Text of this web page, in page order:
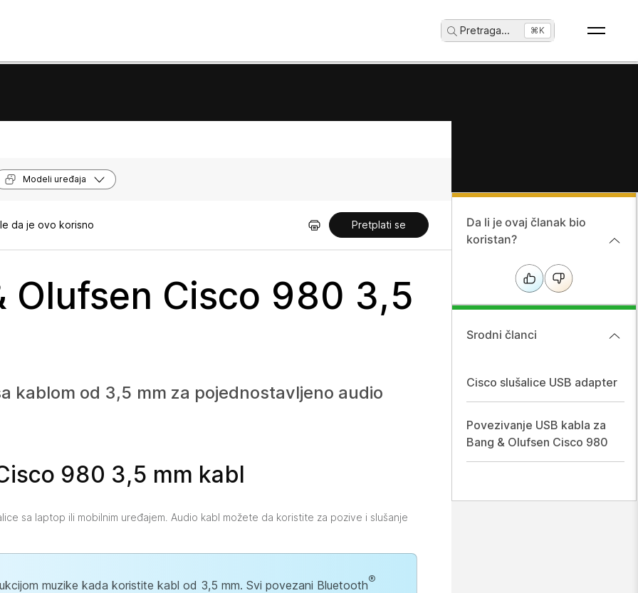
Pretraga... ⌘K
Modeli uređaja
da je ovo korisno Pretplati se
Olufsen Cisco 980 3,5
kablom od 3,5 mm za pojednostavljeno audio
980 3,5 mm kabl
sa laptop ili mobilnim uređajem. Audio kabl možete da koristite za pozive i slušanje
muzike kada koristite kabl od 3,5 mm. Svi povezani Bluetooth®
Da li je ovaj članak bio
koristan?
Srodni članci
Cisco slušalice USB adapter
Povezivanje USB kabla za
Bang & Olufsen Cisco 980